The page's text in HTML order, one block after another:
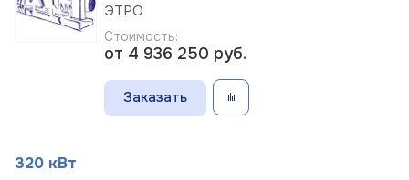
ЭТРО
Стоимость:
от 4 936 250 руб.
Заказать
320 кВт